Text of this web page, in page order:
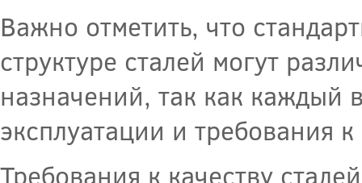
Важно отметить, что
структуре сталей могут
назначений, так как каждый
эксплуатации и требования
Требования к качеству